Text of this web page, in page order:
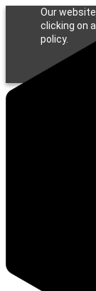
Our
clicking on
policy.